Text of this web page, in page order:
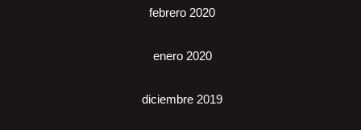
febrero 2020
enero 2020
diciembre 2019